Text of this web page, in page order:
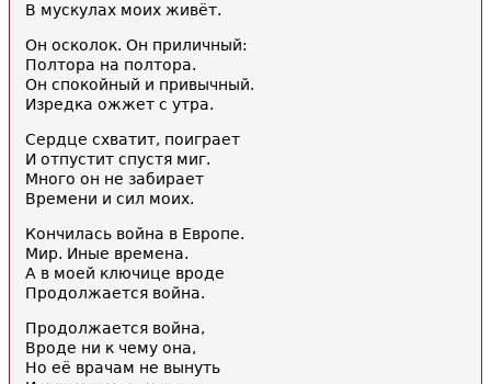
В мускулах моих живёт.
Он осколок. Он приличный:
Полтора на полтора.
Он спокойный и привычный.
Изредка ожжет с утра.
Сердце схватит, поиграет
И отпустит спустя миг.
Много он не забирает
Времени и сил моих.
Кончилась война в Европе.
Мир. Иные времена.
А в моей ключице вроде
Продолжается война.
Продолжается война,
Вроде ни к чему она,
Но её врачам не вынуть